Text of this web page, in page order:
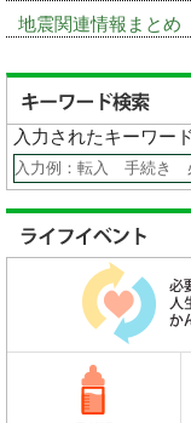
地震関連情報まとめ
入力されたキーワー